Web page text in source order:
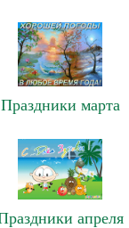
Праздники марта
апреля